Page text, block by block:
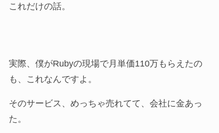
これだけの話。
実際、僕がRubyの現場で月単価110万もらえたの
も、これなんですよ。
そのサービス、めっちゃ売れてて、会社に金あっ
た。